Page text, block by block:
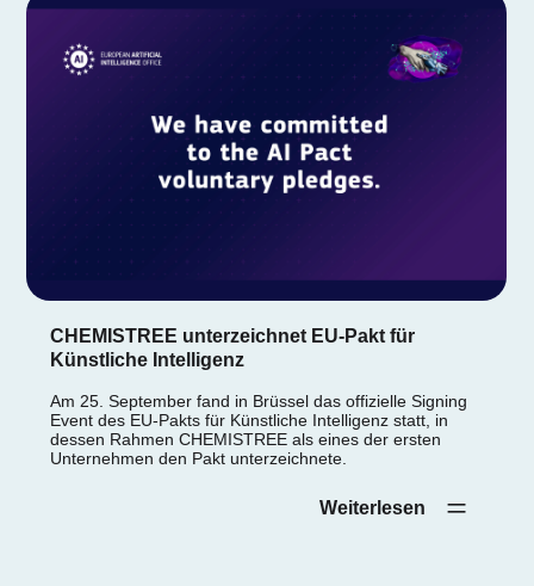
CHEMISTREE unterzeichnet EU-Pakt für
Künstliche Intelligenz
Am 25. September fand in Brüssel das offizielle Signing
Event des EU-Pakts für Künstliche Intelligenz statt, in
dessen Rahmen CHEMISTREE als eines der ersten
Unternehmen den Pakt unterzeichnete.
Weiterlesen‎ ‎ ‎ ‎ ‎